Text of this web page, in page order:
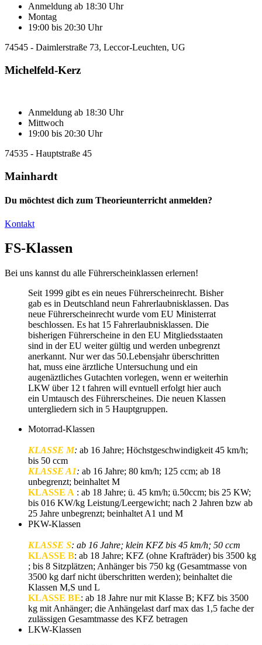
Anmeldung ab 18:30 Uhr
Montag
19:00 bis 20:30 Uhr
74545 - Daimlerstraße 73, Leccor-Leuchten, UG
Michelfeld-Kerz
Anmeldung ab 18:30 Uhr
Mittwoch
19:00 bis 20:30 Uhr
74535 - Hauptstraße 45
Mainhardt
Du möchtest dich zum Theorieunterricht anmelden?
Kontakt
FS-Klassen
Bei uns kannst du alle Führerscheinklassen erlernen!
Seit 1999 gibt es ein neues Führerscheinrecht. Bisher
gab es in Deutschland neun Fahrerlaubnisklassen. Das
neue Führerscheinrecht wurde vom EU Ministerrat
beschlossen. Es hat 15 Fahrerlaubnisklassen. Die
bisherigen Führerscheine in den EU Mitgliedsstaaten
sind in der EU weiter gültig und werden unbegrenzt
anerkannt. Nur wer das 50.Lebensjahr überschritten
hat, muss eine ärztliche Untersuchung und ein
augenäztliches Gutachten vorlegen, wenn er weiterhin
LKW über 12 t fahren will evntuell erfolgt hier auch
ein Umtausch des Führerscheines. Die neuen Klassen
untergliedern sich in 5 Hauptgruppen.
Motorrad-Klassen
KLASSE M: ab 16 Jahre; Höchstgeschwindigkeit 45 km/h;
bis 50 ccm
KLASSE A1: ab 16 Jahre; 80 km/h; 125 ccm; ab 18
unbegrenzt; beinhaltet M
KLASSE A : ab 18 Jahre; ü. 45 km/h; ü.50ccm; bis 25 KW;
bis 016 KW/kg Leistung/Leergewicht; nach 2 Jahren bzw ab
25 Jahre unbegrenzt; beinhaltet A1 und M
PKW-Klassen
KLASSE S: ab 16 Jahre; klein KFZ bis 45 km/h; 50 ccm
KLASSE B: ab 18 Jahre; KFZ (ohne Krafträder) bis 3500 kg
; bis 8 Sitzplätzen; Anhänger bis 750 kg (Gesamtmasse von
3500 kg darf nicht überschritten werden); beinhaltet die
Klassen M,S und L
KLASSE BE: ab 18 Jahre nur mit Klasse B; KFZ bis 3500
kg mit Anhänger; die Anhängelast darf max das 1,5 fache der
zulässigen Gesamtmasse des KFZ betragen
LKW-Klassen